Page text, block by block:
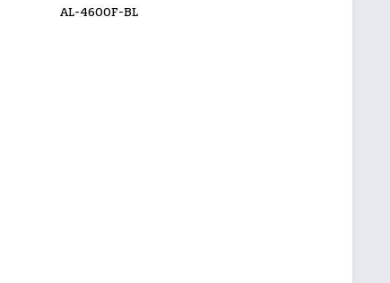
AL-4600F-BL